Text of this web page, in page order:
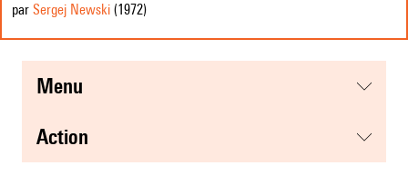
par Sergej Newski (1972)
menu
action